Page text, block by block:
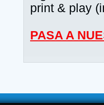
print & play
PASA A